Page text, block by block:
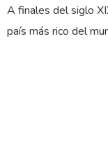
A finales del siglo
país más rico del